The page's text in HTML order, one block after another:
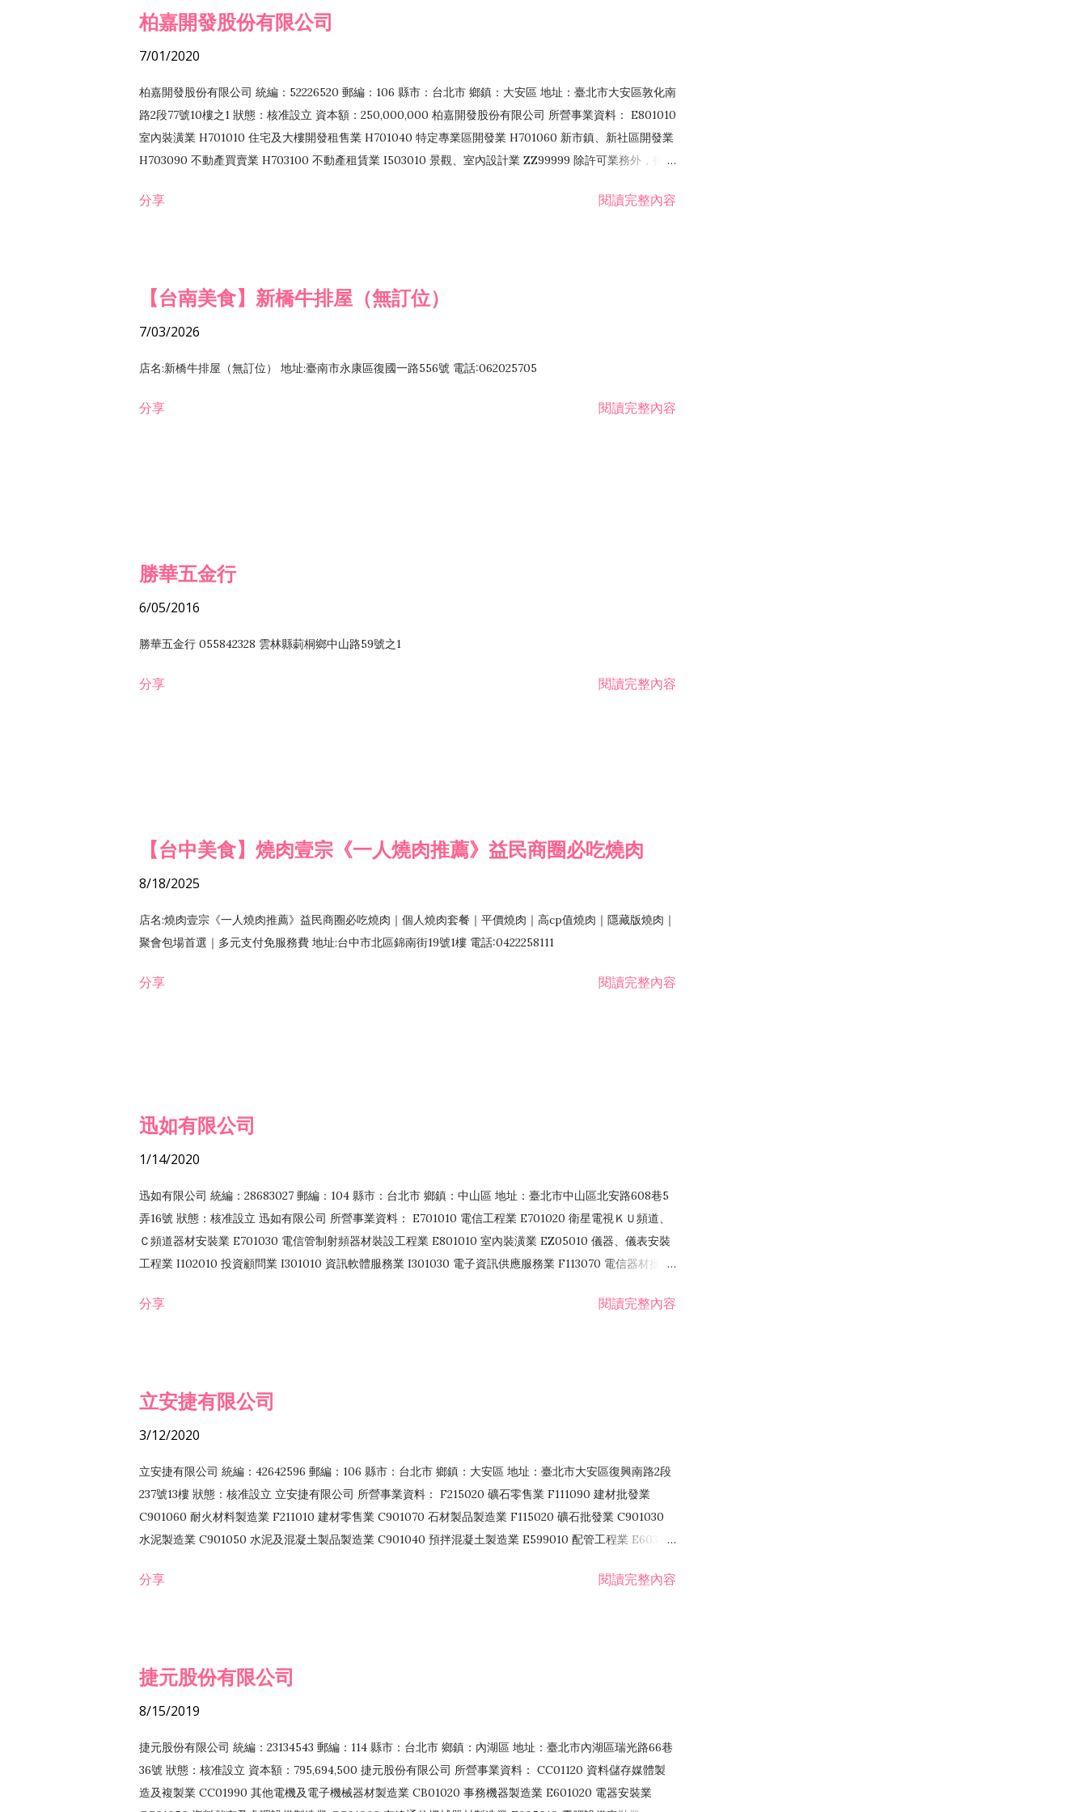
柏嘉開發股份有限公司
7/01/2020
柏嘉開發股份有限公司 統編：52226520 郵編：106 縣市：台北市 鄉鎮：大安區 地址：臺北市大安區敦化南
路2段77號10樓之1 狀態：核准設立 資本額：250,000,000 柏嘉開發股份有限公司 所營事業資料： E801010
室內裝潢業 H701010 住宅及大樓開發租售業 H701040 特定專業區開發業 H701060 新市鎮、新社區開發業
H703090 不動產買賣業 H703100 不動產租賃業 I503010 景觀、室內設計業 ZZ99999 除許可業務外，得經
分享 閱讀完整內容
【台南美食】新橋牛排屋（無訂位）
7/03/2026
店名:新橋牛排屋（無訂位） 地址:臺南市永康區復國一路556號 電話:062025705
分享 閱讀完整內容
勝華五金行
6/05/2016
勝華五金行 055842328 雲林縣莿桐鄉中山路59號之1
分享 閱讀完整內容
【台中美食】燒肉壹宗《一人燒肉推薦》益民商圈必吃燒肉
8/18/2025
店名:燒肉壹宗《一人燒肉推薦》益民商圈必吃燒肉｜個人燒肉套餐｜平價燒肉｜高cp值燒肉｜隱藏版燒肉｜
聚會包場首選｜多元支付免服務費 地址:台中市北區錦南街19號1樓 電話:0422258111
分享 閱讀完整內容
迅如有限公司
1/14/2020
迅如有限公司 統編：28683027 郵編：104 縣市：台北市 鄉鎮：中山區 地址：臺北市中山區北安路608巷5
弄16號 狀態：核准設立 迅如有限公司 所營事業資料： E701010 電信工程業 E701020 衛星電視ＫＵ頻道、
Ｃ頻道器材安裝業 E701030 電信管制射頻器材裝設工程業 E801010 室內裝潢業 EZ05010 儀器、儀表安裝
工程業 I102010 投資顧問業 I301010 資訊軟體服務業 I301030 電子資訊供應服務業 F113070 電信器材批發
務 F102030 菸酒批發業 F203020 菸酒零售業 F401171 酒類輸入業
分享 閱讀完整內容
立安捷有限公司
3/12/2020
立安捷有限公司 統編：42642596 郵編：106 縣市：台北市 鄉鎮：大安區 地址：臺北市大安區復興南路2段
237號13樓 狀態：核准設立 立安捷有限公司 所營事業資料： F215020 礦石零售業 F111090 建材批發業
C901060 耐火材料製造業 F211010 建材零售業 C901070 石材製品製造業 F115020 礦石批發業 C901030
水泥製造業 C901050 水泥及混凝土製品製造業 C901040 預拌混凝土製造業 E599010 配管工程業 E603110
EZ99990 其他工程業 F102170 食品什貨批發業 F106020 日常用品批發業 F108031 醫療器材批發業
分享 閱讀完整內容
捷元股份有限公司
8/15/2019
捷元股份有限公司 統編：23134543 郵編：114 縣市：台北市 鄉鎮：內湖區 地址：臺北市內湖區瑞光路66巷
36號 狀態：核准設立 資本額：795,694,500 捷元股份有限公司 所營事業資料： CC01120 資料儲存媒體製
造及複製業 CC01990 其他電機及電子機械器材製造業 CB01020 事務機器製造業 E601020 電器安裝業